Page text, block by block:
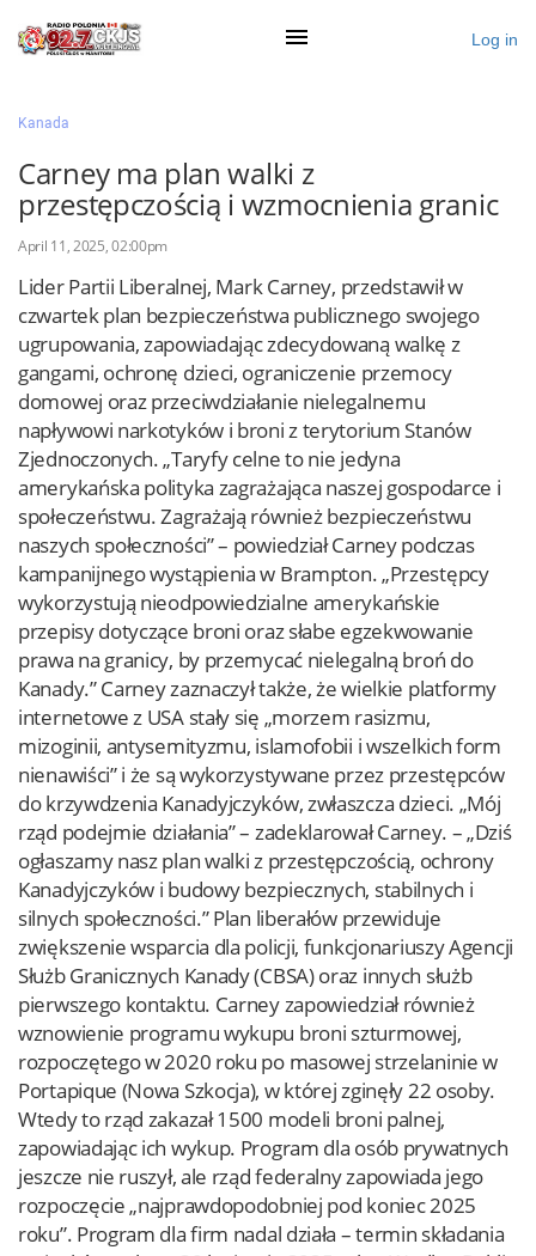
Ogłoś się
Działy
Zaloguj przez Clascal
Log in
Kanada
Carney ma plan walki z
przestępczością i wzmocnienia granic
April 11, 2025, 02:00pm
Lider Partii Liberalnej, Mark Carney, przedstawił w
czwartek plan bezpieczeństwa publicznego swojego
ugrupowania, zapowiadając zdecydowaną walkę z
gangami, ochronę dzieci, ograniczenie przemocy
domowej oraz przeciwdziałanie nielegalnemu
napływowi narkotyków i broni z terytorium Stanów
Zjednoczonych. „Taryfy celne to nie jedyna
amerykańska polityka zagrażająca naszej gospodarce i
społeczeństwu. Zagrażają również bezpieczeństwu
naszych społeczności” – powiedział Carney podczas
kampanijnego wystąpienia w Brampton. „Przestępcy
wykorzystują nieodpowiedzialne amerykańskie
przepisy dotyczące broni oraz słabe egzekwowanie
prawa na granicy, by przemycać nielegalną broń do
Kanady.” Carney zaznaczył także, że wielkie platformy
internetowe z USA stały się „morzem rasizmu,
mizoginii, antysemityzmu, islamofobii i wszelkich form
nienawiści” i że są wykorzystywane przez przestępców
do krzywdzenia Kanadyjczyków, zwłaszcza dzieci. „Mój
rząd podejmie działania” – zadeklarował Carney. – „Dziś
ogłaszamy nasz plan walki z przestępczością, ochrony
Kanadyjczyków i budowy bezpiecznych, stabilnych i
silnych społeczności.” Plan liberałów przewiduje
zwiększenie wsparcia dla policji, funkcjonariuszy Agencji
Służb Granicznych Kanady (CBSA) oraz innych służb
pierwszego kontaktu. Carney zapowiedział również
wznowienie programu wykupu broni szturmowej,
rozpoczętego w 2020 roku po masowej strzelaninie w
Portapique (Nowa Szkocja), w której zginęły 22 osoby.
Wtedy to rząd zakazał 1500 modeli broni palnej,
zapowiadając ich wykup. Program dla osób prywatnych
jeszcze nie ruszył, ale rząd federalny zapowiada jego
rozpoczęcie „najprawdopodobniej pod koniec 2025
roku”. Program dla firm nadal działa – termin składania